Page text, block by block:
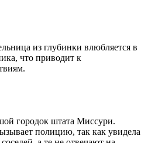
из глубинки влюбляется в
что приводит к
городок штата Миссури.
полицию, так как увидела